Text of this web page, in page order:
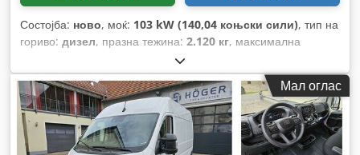
Состојба: ново, моќ: 103 kW (140,04 коњски сили), тип на
гориво: дизел, празна тежина: 2.120 кг, максимална
, вкупна тежина:
големина на гумата:215/70R15C, конфигурација на оските:
4x2, меѓуоскино растојание:3.450 мм, CO₂ емисии:166
g/km, потрошувачка на гориво (градско): 7,3 л/100 км,
потрошувачка на гориво (надвор од градот):5,3 л/100 км,
потрошувачка на гориво (комбинирана):
6,3 л/100 км, боја:
Мал оглас